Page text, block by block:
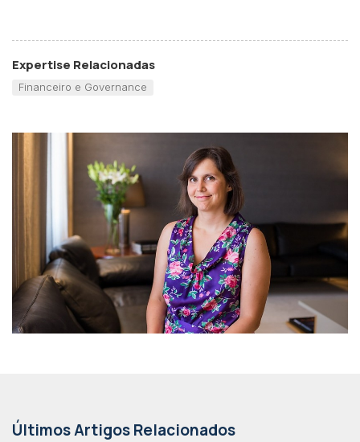
Expertise Relacionadas
Financeiro e Governance
Últimos Artigos Relacionados